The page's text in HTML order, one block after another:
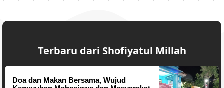
Terbaru dari Shofiyatul Millah
Doa dan Makan Bersama, Wujud